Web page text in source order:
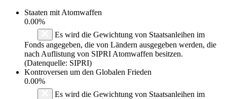
Staaten mit Atomwaffen
0.00%
Es wird die Gewichtung von Staatsanleihen im
Fonds angegeben, die von Ländern ausgegeben werden, die
nach Auflistung von SIPRI Atomwaffen besitzen.
(Datenquelle: SIPRI)
Kontroversen um den Globalen Frieden
0.00%
Es wird die Gewichtung von Staatsanleihen im